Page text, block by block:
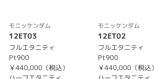
モニッケンダム
12ET03
フルエタニティ
Pt900
￥440,000（税込）
モニッケンダム
12ET02
フルエタニティ
Pt900
￥440,000（税込）